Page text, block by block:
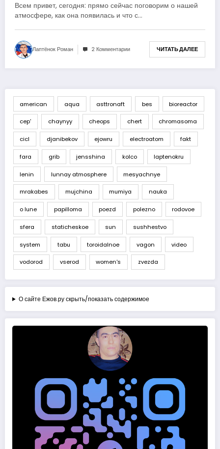
Всем привет, сегодня: прямо сейчас поговорим о нашей
атмосфере, как она появилась и что с…
Лаптёнок Роман 2 Комментарии ЧИТАТЬ ДАЛЕЕ
american aqua asttronaft bes bioreactor
cep' chaynyy cheops chert chromasoma
cicl djanibekov ejowru electroatom fakt
fara grib jensshina kolco laptenokru
lenin lunnay atmosphere mesyachnye
mrakabes mujchina mumiya nauka
o lune papilloma poezd polezno rodovoe
sfera staticheskoe sun sushhestvo
system tabu toroidalnoe vagon video
vodorod vserod women's zvezda
О сайте Ежов.ру скрыть/показать содержимое